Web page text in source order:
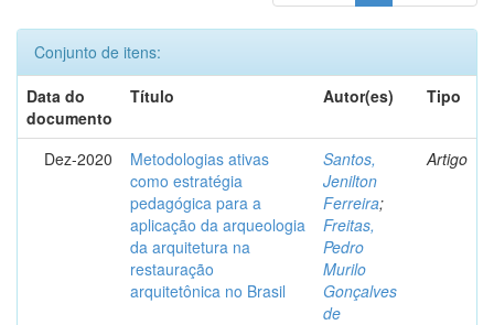
Conjunto de itens:
Data do
documento
Título Autor(es) Tipo
Dez-2020
Metodologias ativas
como estratégia
pedagógica para a
aplicação da arqueologia
da arquitetura na
restauração
arquitetônica no Brasil
Santos,
Jenilton
Ferreira;
Freitas,
Pedro
Murilo
Gonçalves
de
Artigo